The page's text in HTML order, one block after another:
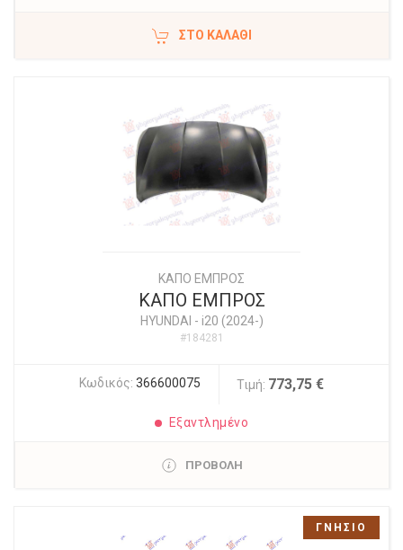
ΣΤΟ ΚΑΛΆΘΙ
ΚΑΠΟ ΕΜΠΡΟΣ
ΚΑΠΟ ΕΜΠΡΟΣ
HYUNDAI - i20 (2024-)
#184281
Κωδικός: 366600075 Τιμή: 773,75 €
Εξαντλημένο
ΠΡΟΒΟΛΗ
ΓΝΗΣΙΟ